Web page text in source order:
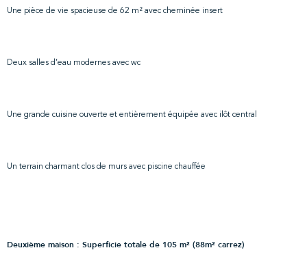
Une pièce de vie spacieuse de 62 m² avec cheminée insert
Deux salles d’eau modernes avec wc
Une grande cuisine ouverte et entièrement équipée avec ilôt central
Un terrain charmant clos de murs avec piscine chauffée
Deuxième maison : Superficie totale de 105 m² (88m² carrez)